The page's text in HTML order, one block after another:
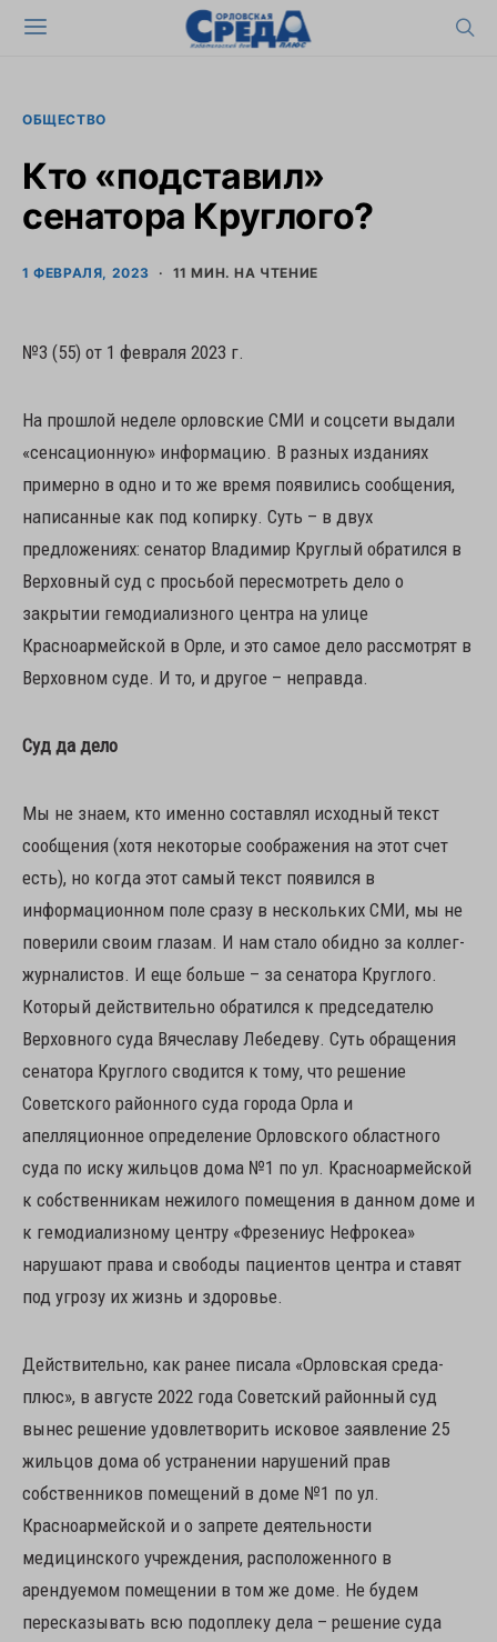
ОБЩЕСТВО
Кто «подставил»
сенатора Круглого?
1 ФЕВРАЛЯ, 2023 11 МИН. НА ЧТЕНИЕ
№3 (55) от 1 февраля 2023 г.
На прошлой неделе орловские СМИ и соцсети выдали
«сенсационную» информацию. В разных изданиях
примерно в одно и то же время появились сообщения,
написанные как под копирку. Суть – в двух
предложениях: сенатор Владимир Круглый обратился в
Верховный суд с просьбой пересмотреть дело о
закрытии гемодиализного центра на улице
Красноармейской в Орле, и это самое дело рассмотрят в
Верховном суде. И то, и другое – неправда.
Суд да дело
Мы не знаем, кто именно составлял исходный текст
сообщения (хотя некоторые соображения на этот счет
есть), но когда этот самый текст появился в
информационном поле сразу в нескольких СМИ, мы не
поверили своим глазам. И нам стало обидно за коллег-
журналистов. И еще больше – за сенатора Круглого.
Который действительно обратился к председателю
Верховного суда Вячеславу Лебедеву. Суть обращения
сенатора Круглого сводится к тому, что решение
Советского районного суда города Орла и
апелляционное определение Орловского областного
суда по иску жильцов дома №1 по ул. Красноармейской
к собственникам нежилого помещения в данном доме и
к гемодиализному центру «Фрезениус Нефрокеа»
нарушают права и свободы пациентов центра и ставят
под угрозу их жизнь и здоровье.
Действительно, как ранее писала «Орловская среда-
плюс», в августе 2022 года Советский районный суд
вынес решение удовлетворить исковое заявление 25
жильцов дома об устранении нарушений прав
собственников помещений в доме №1 по ул.
Красноармейской и о запрете деятельности
медицинского учреждения, расположенного в
арендуемом помещении в том же доме. Не будем
пересказывать всю подоплеку дела – решение суда